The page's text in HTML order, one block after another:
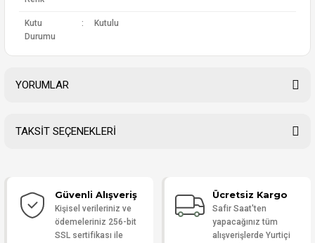
Kutu
Durumu
: Kutulu
YORUMLAR
Yorum Yaz
TAKSİT SEÇENEKLERİ
Güvenli Alışveriş
Kişisel verileriniz ve
ödemeleriniz 256-bit
SSL sertifikası ile
Ücretsiz Kargo
Safir Saat'ten
yapacağınız tüm
alışverişlerde Yurtiçi